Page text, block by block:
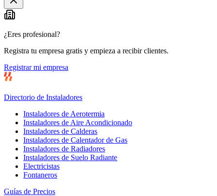
¿Eres profesional?
Registra tu empresa gratis y empieza a recibir clientes.
Registrar mi empresa
Directorio de Instaladores
Instaladores de Aerotermia
Instaladores de Aire Acondicionado
Instaladores de Calderas
Instaladores de Calentador de Gas
Instaladores de Radiadores
Instaladores de Suelo Radiante
Electricistas
Fontaneros
Guías de Precios